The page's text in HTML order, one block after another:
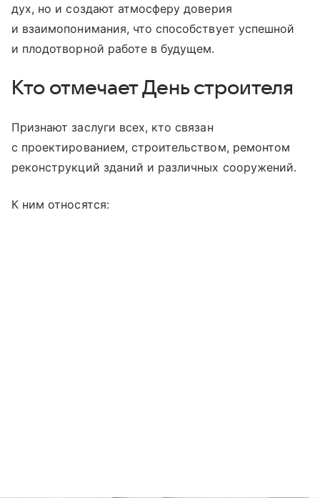
дух, но и создают атмосферу доверия
и взаимопонимания, что способствует успешной
и плодотворной работе в будущем.
Кто отмечает День строителя
Признают заслуги всех, кто связан
с проектированием, строительством, ремонтом
реконструкций зданий и различных сооружений.
К ним относятся: